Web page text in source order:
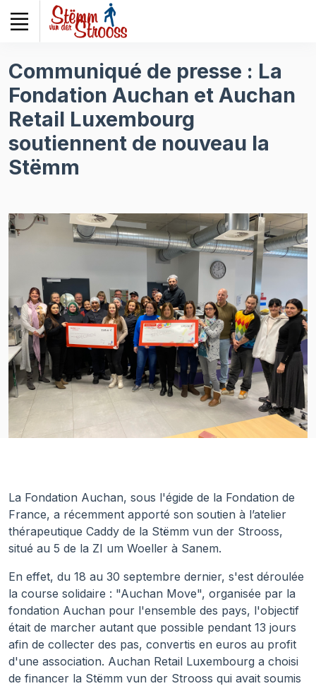
noter
site
Web
comprend
un
système
d'accessibilité.
Communiqué de presse : La
Fondation Auchan et Auchan
Retail Luxembourg
soutiennent de nouveau la
Stëmm
La Fondation Auchan, sous l'égide de la Fondation de
France, a récemment apporté son soutien à l’atelier
thérapeutique Caddy de la Stëmm vun der Strooss,
situé au 5 de la ZI um Woeller à Sanem.
En effet, du 18 au 30 septembre dernier, s'est déroulée
la course solidaire : "Auchan Move", organisée par la
fondation Auchan pour l'ensemble des pays, l'objectif
était de marcher autant que possible pendant 13 jours
afin de collecter des pas, convertis en euros au profit
d'une association. Auchan Retail Luxembourg a choisi
de financer la Stëmm vun der Strooss qui avait soumis